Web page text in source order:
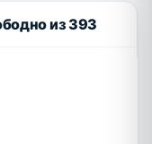
из 393